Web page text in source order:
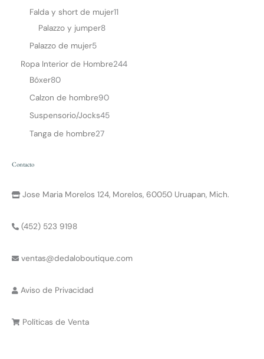
Falda y short de mujer11
Palazzo y jumper8
Palazzo de mujer5
Ropa Interior de Hombre244
Bóxer80
Calzon de hombre90
Suspensorio/Jocks45
Tanga de hombre27
Contacto
Jose Maria Morelos 124, Morelos, 60050 Uruapan, Mich.
(452) 523 9198
ventas@dedaloboutique.com
Aviso de Privacidad
Políticas de Venta